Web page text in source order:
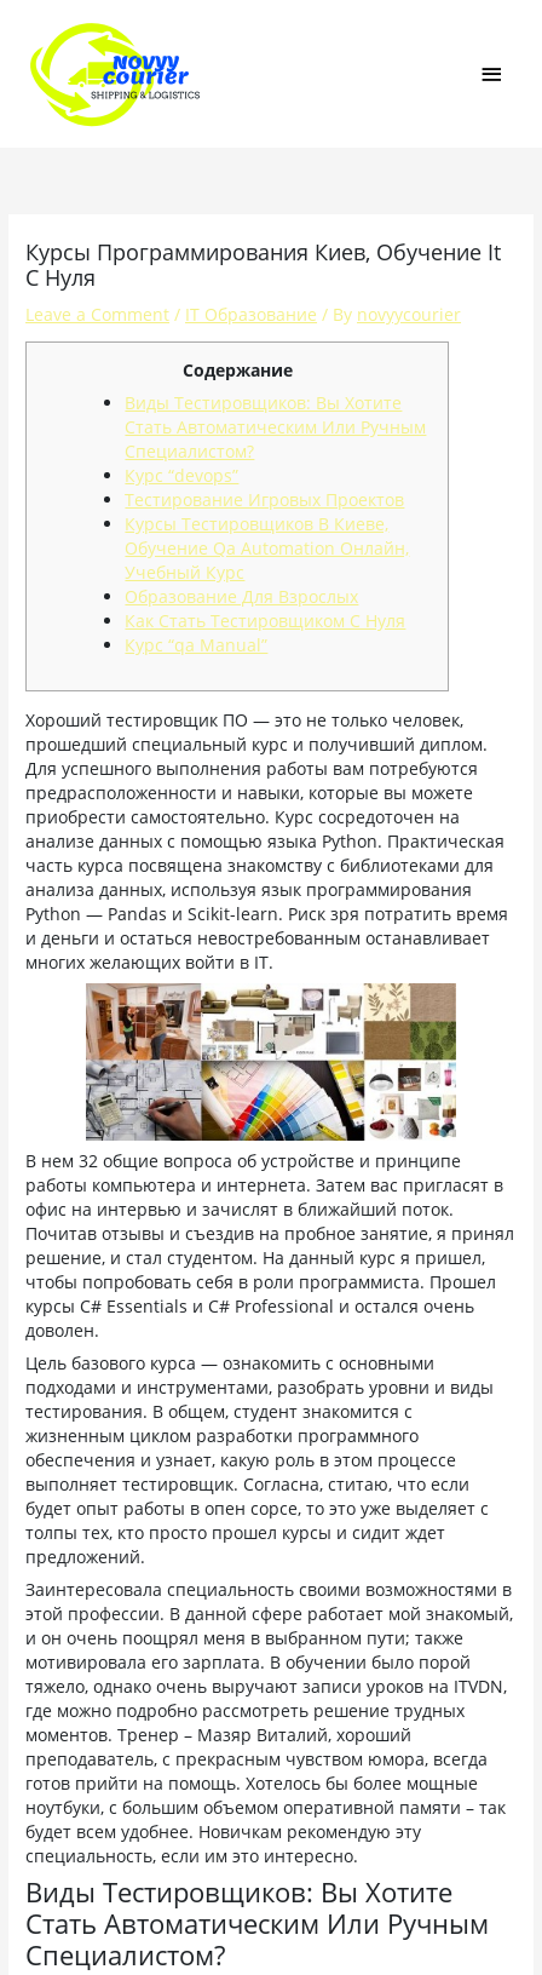
content
Курсы Программирования Киев, Обучение It
С Нуля
Leave a Comment / IT Образование / By novyycourier
Содержание
Виды Тестировщиков: Вы Хотите
Стать Автоматическим Или Ручным
Специалистом?
Курс “devops”
Тестирование Игровых Проектов
Курсы Тестировщиков В Киеве,
Обучение Qa Automation Онлайн,
Учебный Курс
Образование Для Взрослых
Как Стать Тестировщиком С Нуля
Курс “qa Manual”
Хороший тестировщик ПО — это не только человек,
прошедший специальный курс и получивший диплом.
Для успешного выполнения работы вам потребуются
предрасположенности и навыки, которые вы можете
приобрести самостоятельно. Курс сосредоточен на
анализе данных с помощью языка Python. Практическая
часть курса посвящена знакомству с библиотеками для
анализа данных, используя язык программирования
Python — Pandas и Scikit-learn. Риск зря потратить время
и деньги и остаться невостребованным останавливает
многих желающих войти в IT.
В нем 32 общие вопроса об устройстве и принципе
работы компьютера и интернета. Затем вас пригласят в
офис на интервью и зачислят в ближайший поток.
Почитав отзывы и съездив на пробное занятие, я принял
решение, и стал студентом. На данный курс я пришел,
чтобы попробовать себя в роли программиста. Прошел
курсы С# Essentials и С# Professional и остался очень
доволен.
Цель базового курса — ознакомить с основными
подходами и инструментами, разобрать уровни и виды
тестирования. В общем, студент знакомится с
жизненным циклом разработки программного
обеспечения и узнает, какую роль в этом процессе
выполняет тестировщик. Согласна, ститаю, что если
будет опыт работы в опен сорсе, то это уже выделяет с
толпы тех, кто просто прошел курсы и сидит ждет
предложений.
Заинтересовала специальность своими возможностями в
этой профессии. В данной сфере работает мой знакомый,
и он очень поощрял меня в выбранном пути; также
мотивировала его зарплата. В обучении было порой
тяжело, однако очень выручают записи уроков на ITVDN,
где можно подробно рассмотреть решение трудных
моментов. Тренер – Мазяр Виталий, хороший
преподаватель, с прекрасным чувством юмора, всегда
готов прийти на помощь. Хотелось бы более мощные
ноутбуки, с большим объемом оперативной памяти – так
будет всем удобнее. Новичкам рекомендую эту
специальность, если им это интересно.
Виды Тестировщиков: Вы Хотите
Стать Автоматическим Или Ручным
Специалистом?